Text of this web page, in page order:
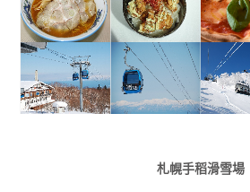
札幌手稻滑雪場